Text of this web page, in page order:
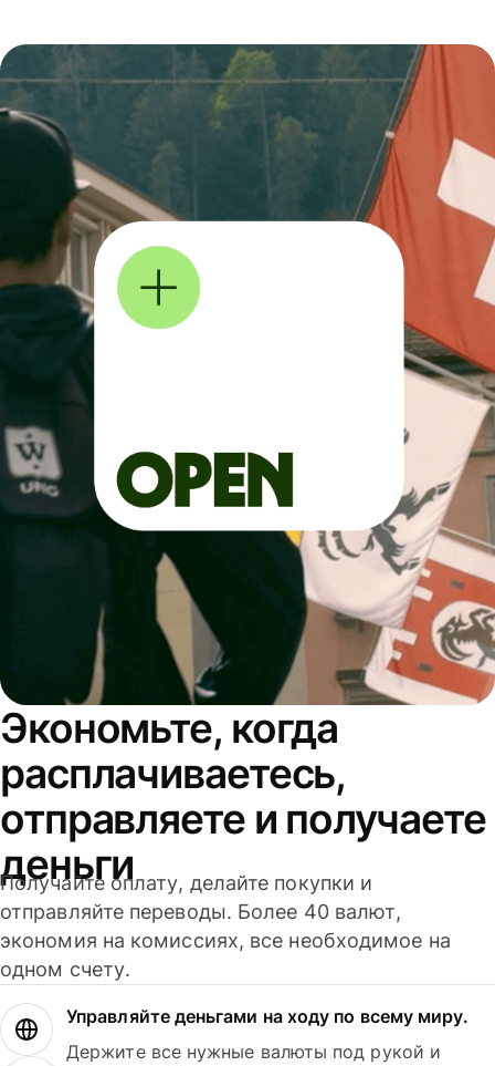
Экономьте, когда
расплачиваетесь,
отправляете и получаете
деньги
Получайте оплату, делайте покупки и
отправляйте переводы. Более 40 валют,
экономия на комиссиях, все необходимое на
одном счету.
Управляйте деньгами на ходу по всему миру.
Держите все нужные валюты под рукой и